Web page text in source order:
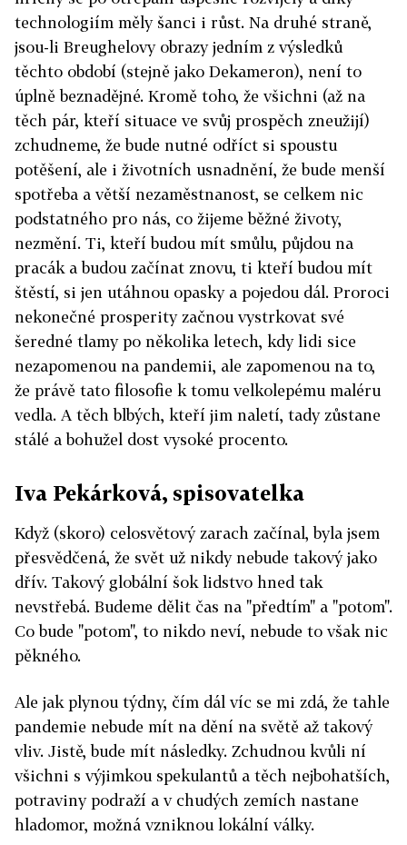
technologiím měly šanci i růst. Na druhé straně,
jsou-li Breughelovy obrazy jedním z výsledků
těchto období (stejně jako Dekameron), není to
úplně beznadějné. Kromě toho, že všichni (až na
těch pár, kteří situace ve svůj prospěch zneužijí)
zchudneme, že bude nutné odříct si spoustu
potěšení, ale i životních usnadnění, že bude menší
spotřeba a větší nezaměstnanost, se celkem nic
podstatného pro nás, co žijeme běžné životy,
nezmění. Ti, kteří budou mít smůlu, půjdou na
pracák a budou začínat znovu, ti kteří budou mít
štěstí, si jen utáhnou opasky a pojedou dál. Proroci
nekonečné prosperity začnou vystrkovat své
šeredné tlamy po několika letech, kdy lidi sice
nezapomenou na pandemii, ale zapomenou na to,
že právě tato filosofie k tomu velkolepému maléru
vedla. A těch blbých, kteří jim naletí, tady zůstane
stálé a bohužel dost vysoké procento.
Iva Pekárková, spisovatelka
Když (skoro) celosvětový zarach začínal, byla jsem
přesvědčená, že svět už nikdy nebude takový jako
dřív. Takový globální šok lidstvo hned tak
nevstřebá. Budeme dělit čas na "předtím" a "potom".
Co bude "potom", to nikdo neví, nebude to však nic
pěkného.
Ale jak plynou týdny, čím dál víc se mi zdá, že tahle
pandemie nebude mít na dění na světě až takový
vliv. Jistě, bude mít následky. Zchudnou kvůli ní
všichni s výjimkou spekulantů a těch nejbohatších,
potraviny podraží a v chudých zemích nastane
hladomor, možná vzniknou lokální války.